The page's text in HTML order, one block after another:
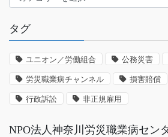
災
定
の
事
な
ど
タグ
ユニオン／労働組合 公務災害
労災職業病チャンネル 損害賠償
行政訴訟 非正規雇用
NPO法人神奈川労災職業病セン